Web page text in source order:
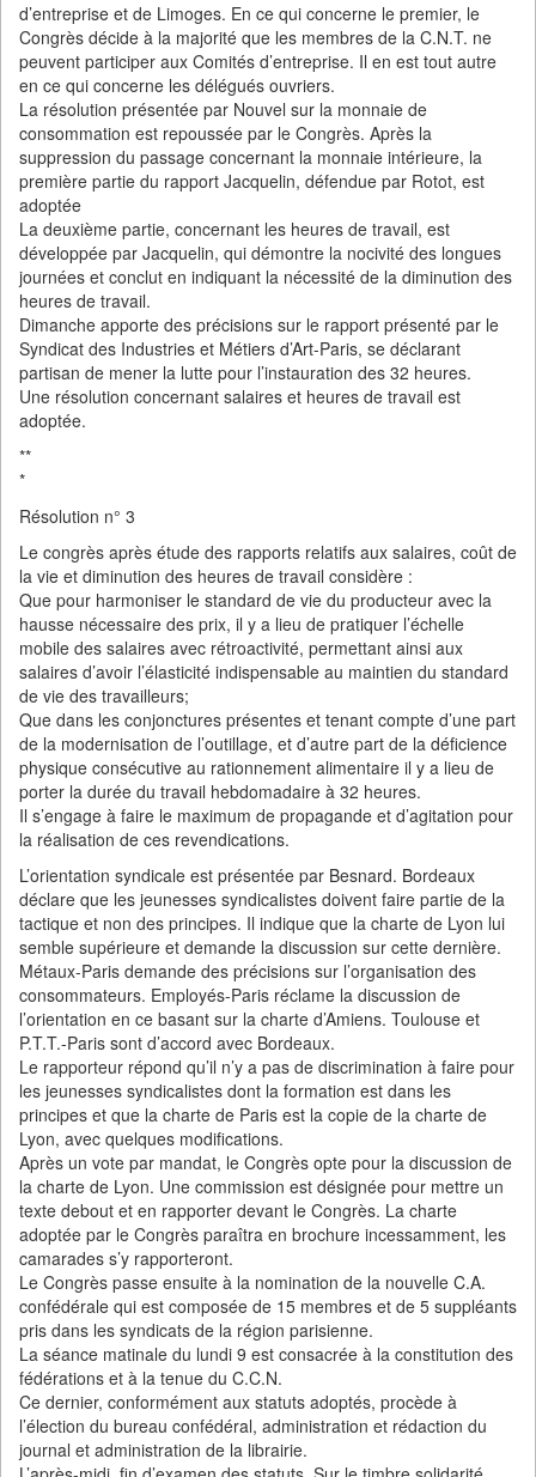
d’entreprise et de Limoges. En ce qui concerne le premier, le
Congrès décide à la majorité que les membres de la C.N.T. ne
peuvent participer aux Comités d’entreprise. Il en est tout autre
en ce qui concerne les délégués ouvriers.
La résolution présentée par Nouvel sur la monnaie de
consommation est repoussée par le Congrès. Après la
suppression du passage concernant la monnaie intérieure, la
première partie du rapport Jacquelin, défendue par Rotot, est
adoptée
La deuxième partie, concernant les heures de travail, est
développée par Jacquelin, qui démontre la nocivité des longues
journées et conclut en indiquant la nécessité de la diminution des
heures de travail.
Dimanche apporte des précisions sur le rapport présenté par le
Syndicat des Industries et Métiers d’Art-Paris, se déclarant
partisan de mener la lutte pour l’instauration des 32 heures.
Une résolution concernant salaires et heures de travail est
adoptée.
**
*
Résolution n° 3
Le congrès après étude des rapports relatifs aux salaires, coût de
la vie et diminution des heures de travail considère :
Que pour harmoniser le standard de vie du producteur avec la
hausse nécessaire des prix, il y a lieu de pratiquer l’échelle
mobile des salaires avec rétroactivité, permettant ainsi aux
salaires d’avoir l’élasticité indispensable au maintien du standard
de vie des travailleurs;
Que dans les conjonctures présentes et tenant compte d’une part
de la modernisation de l’outillage, et d’autre part de la déficience
physique consécutive au rationnement alimentaire il y a lieu de
porter la durée du travail hebdomadaire à 32 heures.
Il s’engage à faire le maximum de propagande et d’agitation pour
la réalisation de ces revendications.
L’orientation syndicale est présentée par Besnard. Bordeaux
déclare que les jeunesses syndicalistes doivent faire partie de la
tactique et non des principes. Il indique que la charte de Lyon lui
semble supérieure et demande la discussion sur cette dernière.
Métaux-Paris demande des précisions sur l’organisation des
consommateurs. Employés-Paris réclame la discussion de
l’orientation en ce basant sur la charte d’Amiens. Toulouse et
P.T.T.-Paris sont d’accord avec Bordeaux.
Le rapporteur répond qu’il n’y a pas de discrimination à faire pour
les jeunesses syndicalistes dont la formation est dans les
principes et que la charte de Paris est la copie de la charte de
Lyon, avec quelques modifications.
Après un vote par mandat, le Congrès opte pour la discussion de
la charte de Lyon. Une commission est désignée pour mettre un
texte debout et en rapporter devant le Congrès. La charte
adoptée par le Congrès paraîtra en brochure incessamment, les
camarades s’y rapporteront.
Le Congrès passe ensuite à la nomination de la nouvelle C.A.
confédérale qui est composée de 15 membres et de 5 suppléants
pris dans les syndicats de la région parisienne.
La séance matinale du lundi 9 est consacrée à la constitution des
fédérations et à la tenue du C.C.N.
Ce dernier, conformément aux statuts adoptés, procède à
l’élection du bureau confédéral, administration et rédaction du
journal et administration de la librairie.